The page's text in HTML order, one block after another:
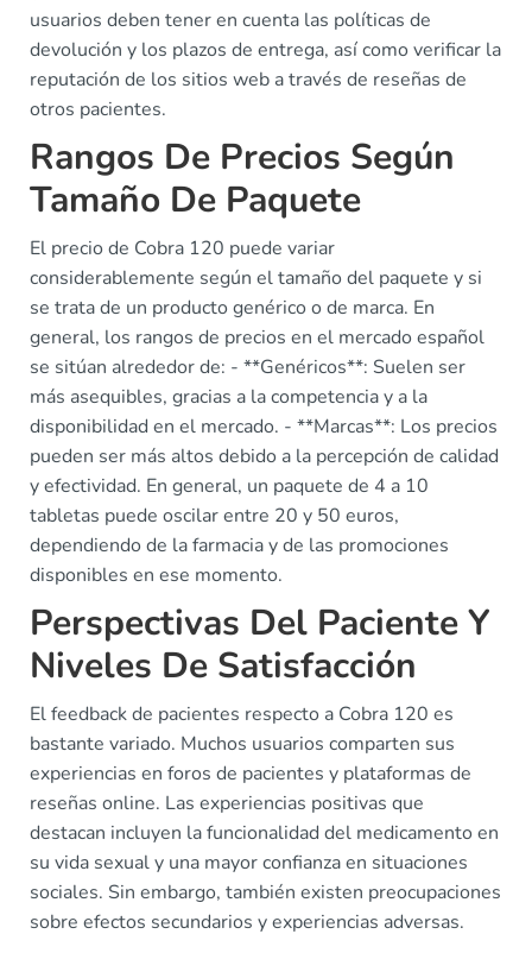
usuarios deben tener en cuenta las políticas de
devolución y los plazos de entrega, así como verificar la
reputación de los sitios web a través de reseñas de
otros pacientes.
Rangos De Precios Según
Tamaño De Paquete
El precio de Cobra 120 puede variar
considerablemente según el tamaño del paquete y si
se trata de un producto genérico o de marca. En
general, los rangos de precios en el mercado español
se sitúan alrededor de: - **Genéricos**: Suelen ser
más asequibles, gracias a la competencia y a la
disponibilidad en el mercado. - **Marcas**: Los precios
pueden ser más altos debido a la percepción de calidad
y efectividad. En general, un paquete de 4 a 10
tabletas puede oscilar entre 20 y 50 euros,
dependiendo de la farmacia y de las promociones
disponibles en ese momento.
Perspectivas Del Paciente Y
Niveles De Satisfacción
El feedback de pacientes respecto a Cobra 120 es
bastante variado. Muchos usuarios comparten sus
experiencias en foros de pacientes y plataformas de
reseñas online. Las experiencias positivas que
destacan incluyen la funcionalidad del medicamento en
su vida sexual y una mayor confianza en situaciones
sociales. Sin embargo, también existen preocupaciones
sobre efectos secundarios y experiencias adversas.